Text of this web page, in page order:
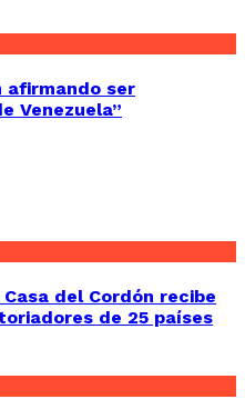
afirmando ser
Venezuela”
del Cordón recibe
de 25 países